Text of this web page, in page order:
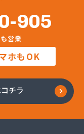
905
営業
ホもOK
チラ